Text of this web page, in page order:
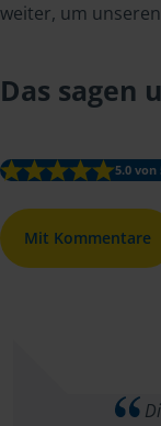
weiter, um
Das sagen
5.0
Mit Kommentare